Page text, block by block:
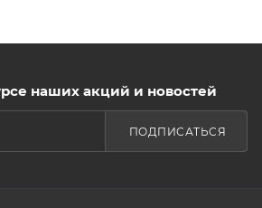
наших акций и новостей
ПОДПИСАТЬСЯ